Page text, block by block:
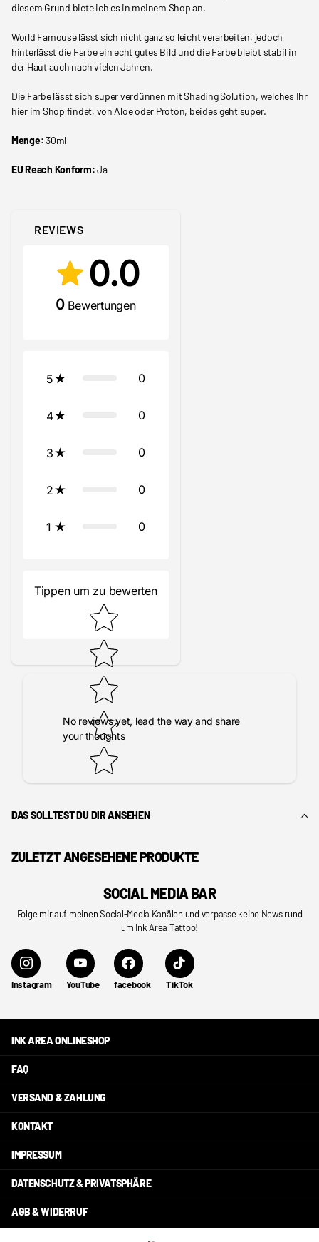
diesem Grund biete ich es in meinem Shop an.
World Famouse lässt sich nicht ganz so leicht verarbeiten, jedoch
hinterlässt die Farbe ein echt gutes Bild und die Farbe bleibt stabil in
der Haut auch nach vielen Jahren.
Die Farbe lässt sich super verdünnen mit Shading Solution, welches Ihr
hier im Shop findet, von Aloe oder Proton, beides geht super.
Menge:30ml
EU Reach Konform:Ja
REVIEWS
0.0
0 Bewertungen
5 0
4 0
3 0
2 0
1 0
Tippen um zu bewerten
No reviews yet, lead the way and share
your thoughts
DAS SOLLTEST DU DIR ANSEHEN
ZULETZT ANGESEHENE PRODUKTE
SOCIAL MEDIA BAR
Folge mir auf meinen Social-Media Kanälen und verpasse keine News rund
um Ink Area Tattoo!
Instagram YouTube facebook TikTok
INK AREA ONLINESHOP
FAQ
VERSAND & ZAHLUNG
KONTAKT
IMPRESSUM
DATENSCHUTZ & PRIVATSPHÄRE
AGB & WIDERRUF